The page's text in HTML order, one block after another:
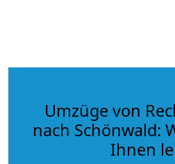
Umzüge von
nach Schönwald:
Ihnen